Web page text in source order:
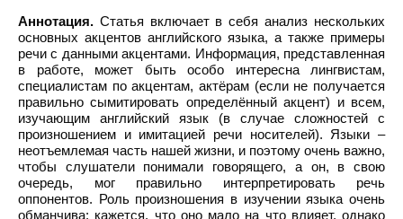
Аннотация. Статья включает в себя анализ нескольких
основных акцентов английского языка, а также примеры
речи с данными акцентами. Информация, представленная
в работе, может быть особо интересна лингвистам,
специалистам по акцентам, актёрам (если не получается
правильно сымитировать определённый акцент) и всем,
изучающим английский язык (в случае сложностей с
произношением и имитацией речи носителей). Языки –
неотъемлемая часть нашей жизни, и поэтому очень важно,
чтобы слушатели понимали говорящего, а он, в свою
очередь, мог правильно интерпретировать речь
оппонентов. Роль произношения в изучении языка очень
обманчива: кажется, что оно мало на что влияет, однако